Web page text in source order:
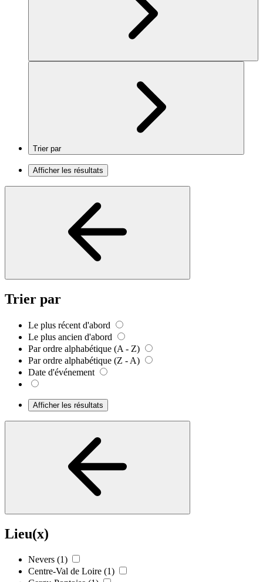
Trier par
Afficher les résultats
Trier par
Le plus récent d'abord
Le plus ancien d'abord
Par ordre alphabétique (A - Z)
Par ordre alphabétique (Z - A)
Date d'événement
Afficher les résultats
Lieu(x)
Nevers (1)
Centre-Val de Loire (1)